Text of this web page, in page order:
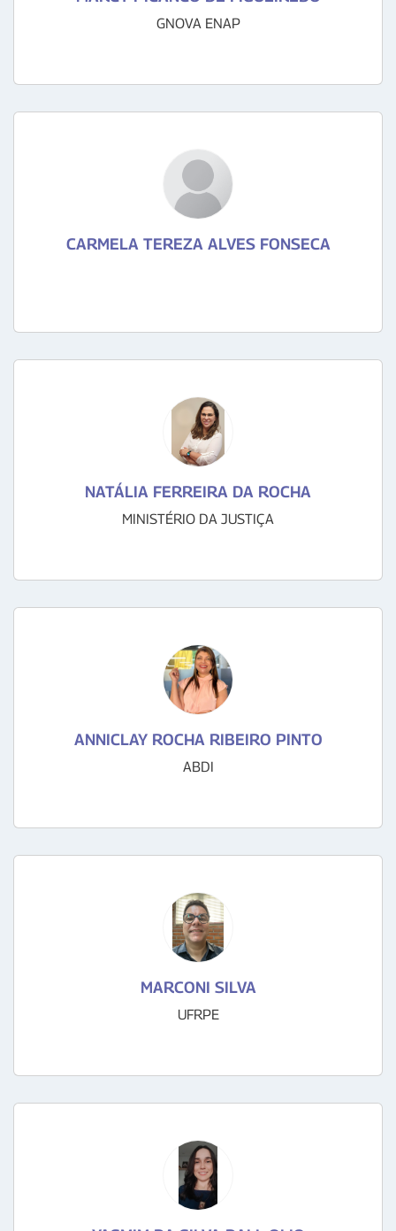
GNOVA ENAP
CARMELA TEREZA ALVES FONSECA
NATÁLIA FERREIRA DA ROCHA
MINISTÉRIO DA JUSTIÇA
ANNICLAY ROCHA RIBEIRO PINTO
ABDI
MARCONI SILVA
UFRPE